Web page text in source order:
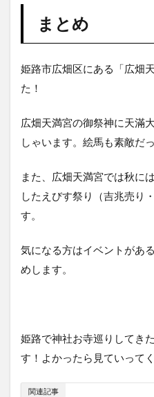
まとめ
姫路市広畑区にある「広畑
た！
広畑天満宮の御祭神に天滿
しゃいます。絵馬も素敵だ
また、広畑天満宮では秋に
したえびす祭り（吉兆売り
す。
気になる方はイベントがあ
めします。
姫路で神社お寺巡りしてき
す！よかったら見ていって
関連記事